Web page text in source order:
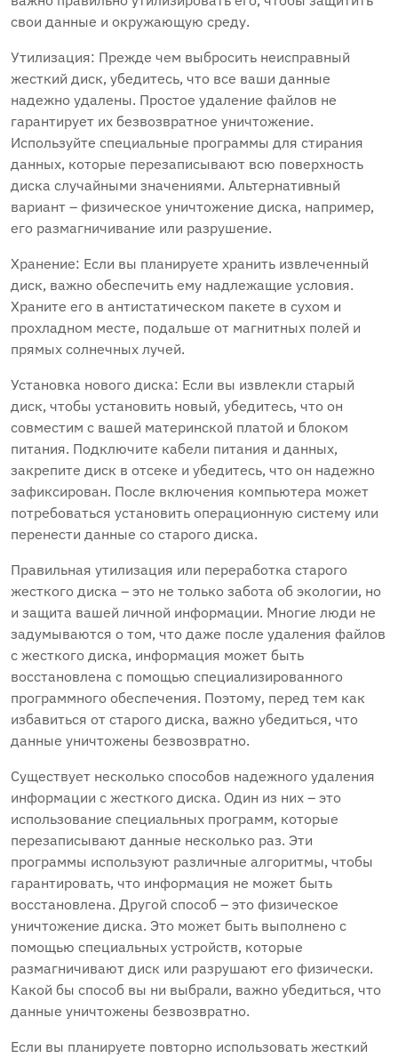
свои данные и окружающую среду.
Утилизация: Прежде чем выбросить неисправный
жесткий диск‚ убедитесь‚ что все ваши данные
надежно удалены. Простое удаление файлов не
гарантирует их безвозвратное уничтожение.
Используйте специальные программы для стирания
данных‚ которые перезаписывают всю поверхность
диска случайными значениями. Альтернативный
вариант – физическое уничтожение диска‚ например‚
его размагничивание или разрушение.
Хранение: Если вы планируете хранить извлеченный
диск‚ важно обеспечить ему надлежащие условия.
Храните его в антистатическом пакете в сухом и
прохладном месте‚ подальше от магнитных полей и
прямых солнечных лучей.
Установка нового диска: Если вы извлекли старый
диск‚ чтобы установить новый‚ убедитесь‚ что он
совместим с вашей материнской платой и блоком
питания. Подключите кабели питания и данных‚
закрепите диск в отсеке и убедитесь‚ что он надежно
зафиксирован. После включения компьютера может
потребоваться установить операционную систему или
перенести данные со старого диска.
Правильная утилизация или переработка старого
жесткого диска – это не только забота об экологии‚ но
и защита вашей личной информации. Многие люди не
задумываются о том‚ что даже после удаления файлов
с жесткого диска‚ информация может быть
восстановлена с помощью специализированного
программного обеспечения. Поэтому‚ перед тем как
избавиться от старого диска‚ важно убедиться‚ что
данные уничтожены безвозвратно.
Существует несколько способов надежного удаления
информации с жесткого диска. Один из них – это
использование специальных программ‚ которые
перезаписывают данные несколько раз. Эти
программы используют различные алгоритмы‚ чтобы
гарантировать‚ что информация не может быть
восстановлена. Другой способ – это физическое
уничтожение диска. Это может быть выполнено с
помощью специальных устройств‚ которые
размагничивают диск или разрушают его физически.
Какой бы способ вы ни выбрали‚ важно убедиться‚ что
данные уничтожены безвозвратно.
Если вы планируете повторно использовать жесткий